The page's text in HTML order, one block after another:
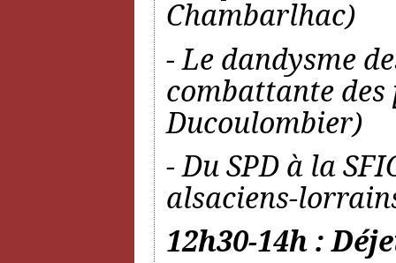
Chambarlhac)
- Le dandysme
combattante
Ducoulombier)
- Du SPD à la
alsaciens-
12h30-14h :